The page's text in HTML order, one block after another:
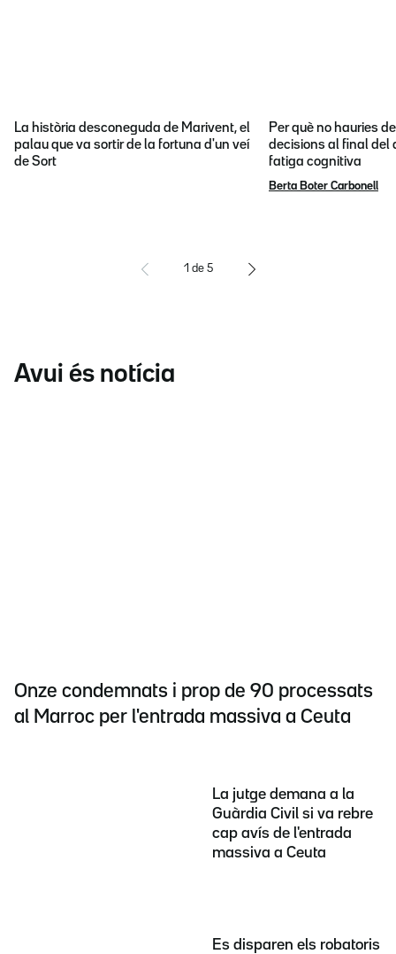
La història desconeguda de Marivent, el
palau que va sortir de la fortuna d'un veí
de Sort
Per què no hauries
decisions al final del
fatiga cognitiva
Berta Boter Carbonell
1 de 5
Avui és notícia
Onze condemnats i prop de 90 processats
al Marroc per l'entrada massiva a Ceuta
La jutge demana a la
Guàrdia Civil si va rebre
cap avís de l'entrada
massiva a Ceuta
Es disparen els robatoris